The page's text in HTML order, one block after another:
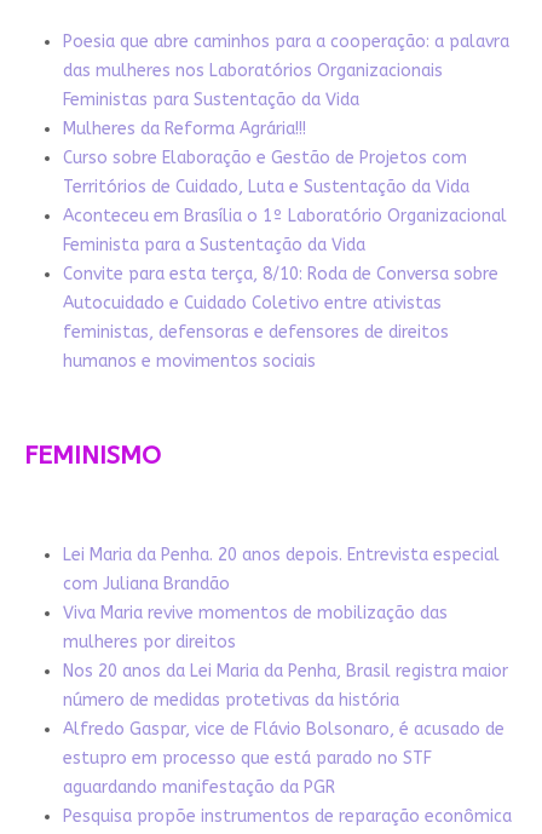
Poesia que abre caminhos para a cooperação: a palavra
das mulheres nos Laboratórios Organizacionais
Feministas para Sustentação da Vida
Mulheres da Reforma Agrária!!!
Curso sobre Elaboração e Gestão de Projetos com
Territórios de Cuidado, Luta e Sustentação da Vida
Aconteceu em Brasília o 1º Laboratório Organizacional
Feminista para a Sustentação da Vida
Convite para esta terça, 8/10: Roda de Conversa sobre
Autocuidado e Cuidado Coletivo entre ativistas
feministas, defensoras e defensores de direitos
humanos e movimentos sociais
FEMINISMO
Lei Maria da Penha. 20 anos depois. Entrevista especial
com Juliana Brandão
Viva Maria revive momentos de mobilização das
mulheres por direitos
Nos 20 anos da Lei Maria da Penha, Brasil registra maior
número de medidas protetivas da história
Alfredo Gaspar, vice de Flávio Bolsonaro, é acusado de
estupro em processo que está parado no STF
aguardando manifestação da PGR
Pesquisa propõe instrumentos de reparação econômica